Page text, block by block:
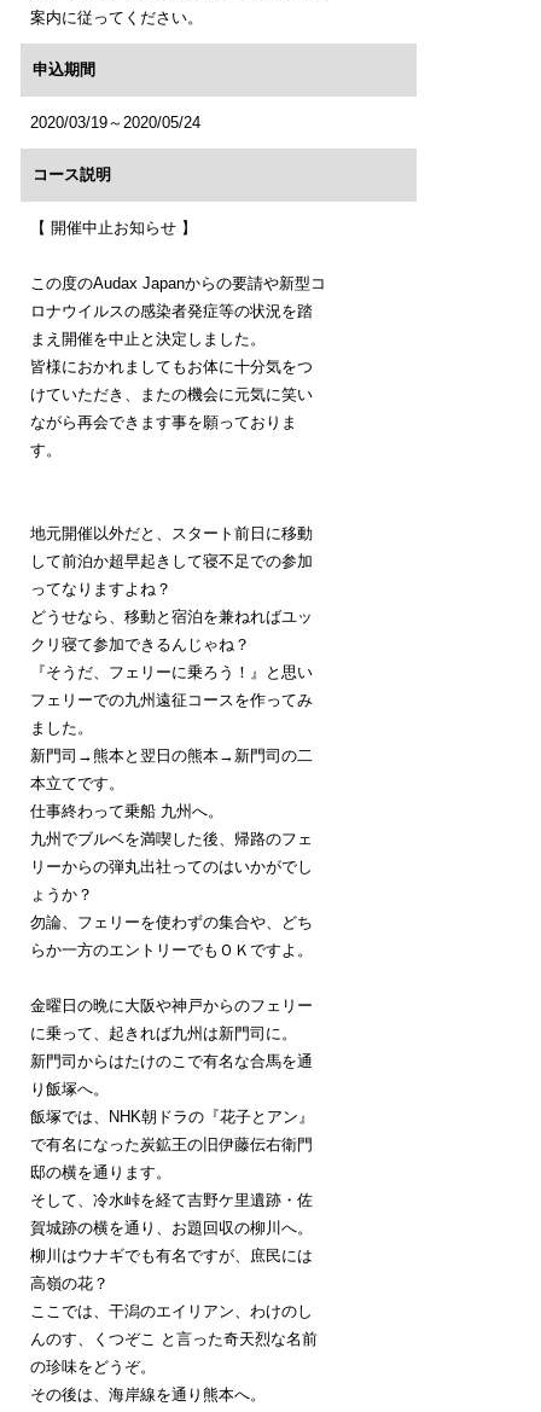
案内に従ってください。
申込期間
2020/03/19～2020/05/24
コース説明
【 開催中止お知らせ 】
この度のAudax Japanからの要請や新型コ
ロナウイルスの感染者発症等の状況を踏
まえ開催を中止と決定しました。
皆様におかれましてもお体に十分気をつ
けていただき、またの機会に元気に笑い
ながら再会できます事を願っておりま
す。
地元開催以外だと、スタート前日に移動
して前泊か超早起きして寝不足での参加
ってなりますよね？
どうせなら、移動と宿泊を兼ねればユッ
クリ寝て参加できるんじゃね？
『そうだ、フェリーに乗ろう！』と思い
フェリーでの九州遠征コースを作ってみ
ました。
新門司→熊本と翌日の熊本→新門司の二
本立てです。
仕事終わって乗船 九州へ。
九州でブルベを満喫した後、帰路のフェ
リーからの弾丸出社ってのはいかがでし
ょうか？
勿論、フェリーを使わずの集合や、どち
らか一方のエントリーでもＯＫですよ。
金曜日の晩に大阪や神戸からのフェリー
に乗って、起きれば九州は新門司に。
新門司からはたけのこで有名な合馬を通
り飯塚へ。
飯塚では、NHK朝ドラの『花子とアン』
で有名になった炭鉱王の旧伊藤伝右衛門
邸の横を通ります。
そして、冷水峠を経て吉野ケ里遺跡・佐
賀城跡の横を通り、お題回収の柳川へ。
柳川はウナギでも有名ですが、庶民には
高嶺の花？
ここでは、干潟のエイリアン、わけのし
んのす、くつぞこ と言った奇天烈な名前
の珍味をどうぞ。
その後は、海岸線を通り熊本へ。